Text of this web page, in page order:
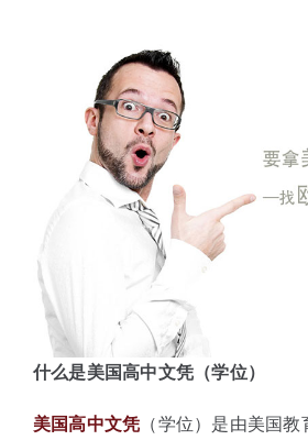
什么是美国高中文凭（学位）
美国高中文凭 （学位）是由美国